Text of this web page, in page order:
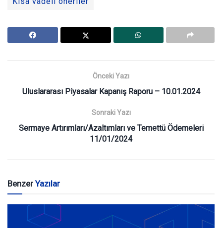
Önceki Yazı
Uluslararası Piyasalar Kapanış Raporu – 10.01.2024
Sonraki Yazı
Sermaye Artırımları/Azaltımları ve Temettü Ödemeleri
11/01/2024
BenzerYazılar